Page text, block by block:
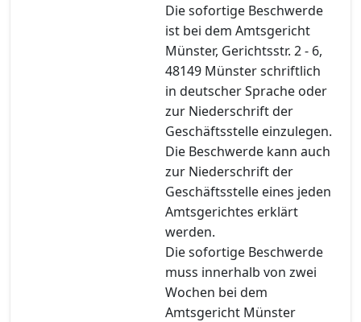
Die sofortige Beschwerde
ist bei dem Amtsgericht
Münster, Gerichtsstr. 2 - 6,
48149 Münster schriftlich
in deutscher Sprache oder
zur Niederschrift der
Geschäftsstelle einzulegen.
Die Beschwerde kann auch
zur Niederschrift der
Geschäftsstelle eines jeden
Amtsgerichtes erklärt
werden.
Die sofortige Beschwerde
muss innerhalb von zwei
Wochen bei dem
Amtsgericht Münster